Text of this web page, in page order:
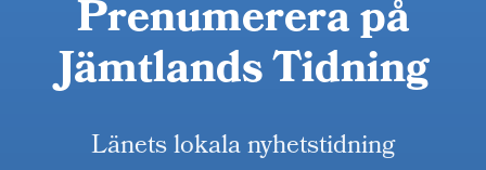
Prenumerera på
Jämtlands Tidning
Länets lokala nyhetstidning